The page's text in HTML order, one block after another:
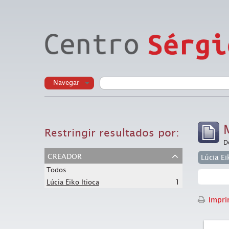
Navegar
Restringir resultados por:
creador
Todos
Lúcia Eiko Itioca
1
Lúcia